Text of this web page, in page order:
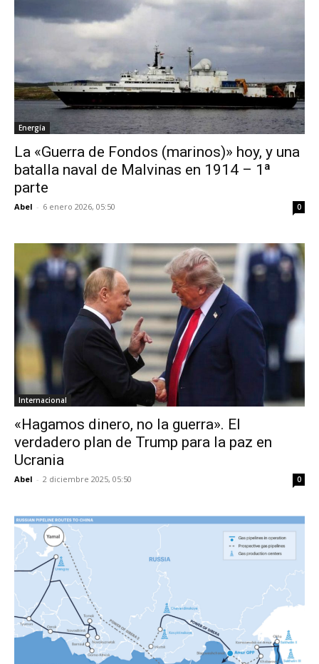
Energía
La «Guerra de Fondos (marinos)» hoy, y una
batalla naval de Malvinas en 1914 – 1ª
parte
Abel - 6 enero 2026, 05:50 0
Internacional
«Hagamos dinero, no la guerra». El
verdadero plan de Trump para la paz en
Ucrania
Abel - 2 diciembre 2025, 05:50 0